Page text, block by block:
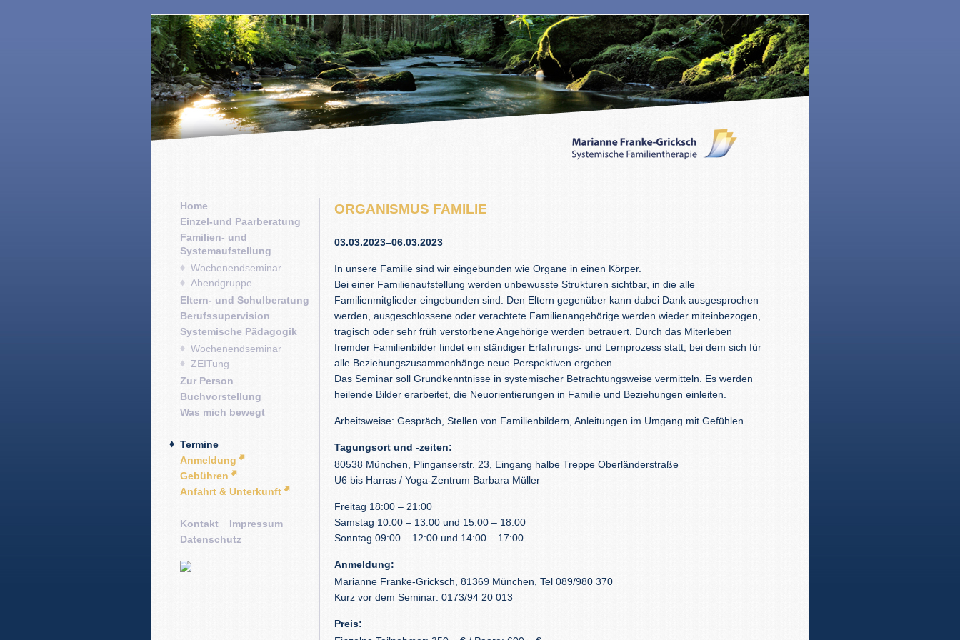
Home
Einzel-und Paarberatung
Familien- und
Systemaufstellung
Wochenendseminar
Abendgruppe
Eltern- und Schulberatung
Berufssupervision
Systemische Pädagogik
Wochenendseminar
ZEITung
Zur Person
Buchvorstellung
Was mich bewegt
Termine
Anmeldung
Gebühren
Anfahrt & Unterkunft
Kontakt
Impressum
Datenschutz
ORGANISMUS FAMILIE
03.03.2023–06.03.2023
In unsere Familie sind wir eingebunden wie Organe in einen Körper.
Bei einer Familienaufstellung werden unbewusste Strukturen sichtbar, in die alle
Familienmitglieder eingebunden sind. Den Eltern gegenüber kann dabei Dank ausgesprochen
werden, ausgeschlossene oder verachtete Familienangehörige werden wieder miteinbezogen,
tragisch oder sehr früh verstorbene Angehörige werden betrauert. Durch das Miterleben
fremder Familienbilder findet ein ständiger Erfahrungs- und Lernprozess statt, bei dem sich für
alle Beziehungszusammenhänge neue Perspektiven ergeben.
Das Seminar soll Grundkenntnisse in systemischer Betrachtungsweise vermitteln. Es werden
heilende Bilder erarbeitet, die Neuorientierungen in Familie und Beziehungen einleiten.
Arbeitsweise: Gespräch, Stellen von Familienbildern, Anleitungen im Umgang mit Gefühlen
Tagungsort und -zeiten:
80538 München, Plinganserstr. 23, Eingang halbe Treppe Oberländerstraße
U6 bis Harras / Yoga-Zentrum Barbara Müller
Freitag 18:00 – 21:00
Samstag 10:00 – 13:00 und 15:00 – 18:00
Sonntag 09:00 – 12:00 und 14:00 – 17:00
Anmeldung:
Marianne Franke-Gricksch, 81369 München, Tel 089/980 370
Kurz vor dem Seminar: 0173/94 20 013
Preis: